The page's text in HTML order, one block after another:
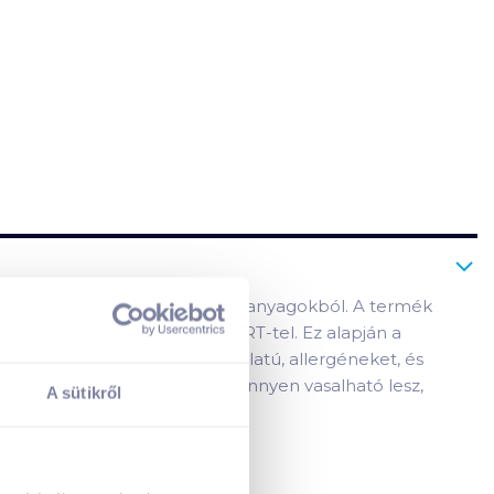
A sütikről
A kosarad jelenleg üres.
Adj hozzá termékeket!
növényi eredetű alapanyagokból. A termék
védjegyével, az ECOCERT-tel. Ez alapján a
hipoallergén, aloe virág illatú, allergéneket, és
puha, kellemes illatú, könnyen vasalható lesz,